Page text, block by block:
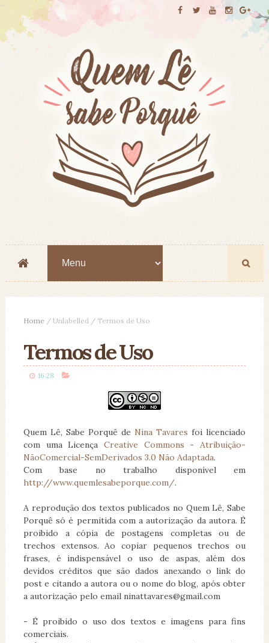
Home /Unlabelled / Termos de Uso
Termos de Uso
16:28
Quem Lê, Sabe Porquê de Nina Tavares foi licenciado
com uma Licença Creative Commons - Atribuição-
NãoComercial-SemDerivados 3.0 Não Adaptada.
Com base no trabalho disponível em
http://www.quemlesabeporque.com/.
A reprodução dos textos publicados no Quem Lê, Sabe
Porquê só é permitida com a autorização da autora. É
proibido a cópia de postagens completas ou de
trechos extensos. Ao copiar pequenos trechos ou
frases, é indispensável o uso de aspas, além dos
devidos créditos que são dados anexando o link do
post e citando a autora ou o nome do blog, após obter
a autorização pelo email ninattavares@gmail.com
- É proibido o uso dos textos e imagens para fins
comerciais.